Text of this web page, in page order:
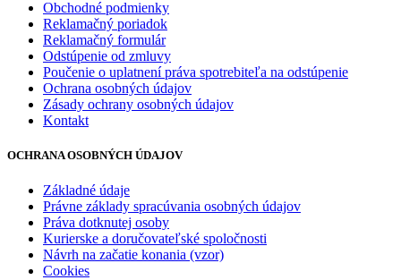
Obchodné podmienky
Reklamačný poriadok
Reklamačný formulár
Odstúpenie od zmluvy
Poučenie o uplatnení práva spotrebiteľa na odstúpenie
Ochrana osobných údajov
Zásady ochrany osobných údajov
Kontakt
OCHRANA OSOBNÝCH ÚDAJOV
Základné údaje
Právne základy spracúvania osobných údajov
Práva dotknutej osoby
Kurierske a doručovateľské spoločnosti
Návrh na začatie konania (vzor)
Cookies